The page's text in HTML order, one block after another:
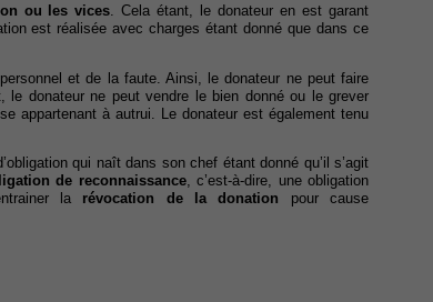
ou les vices . Cela étant, le donateur en est garant
est réalisée avec charges étant donné que dans ce
et de la faute. Ainsi, le donateur ne peut faire
donateur ne peut vendre le bien donné ou le grever
appartenant à autrui. Le donateur est également tenu
qui naît dans son chef étant donné qu’il s’agit
de reconnaissance, c’est-à-dire, une obligation
la révocation de la donation pour cause